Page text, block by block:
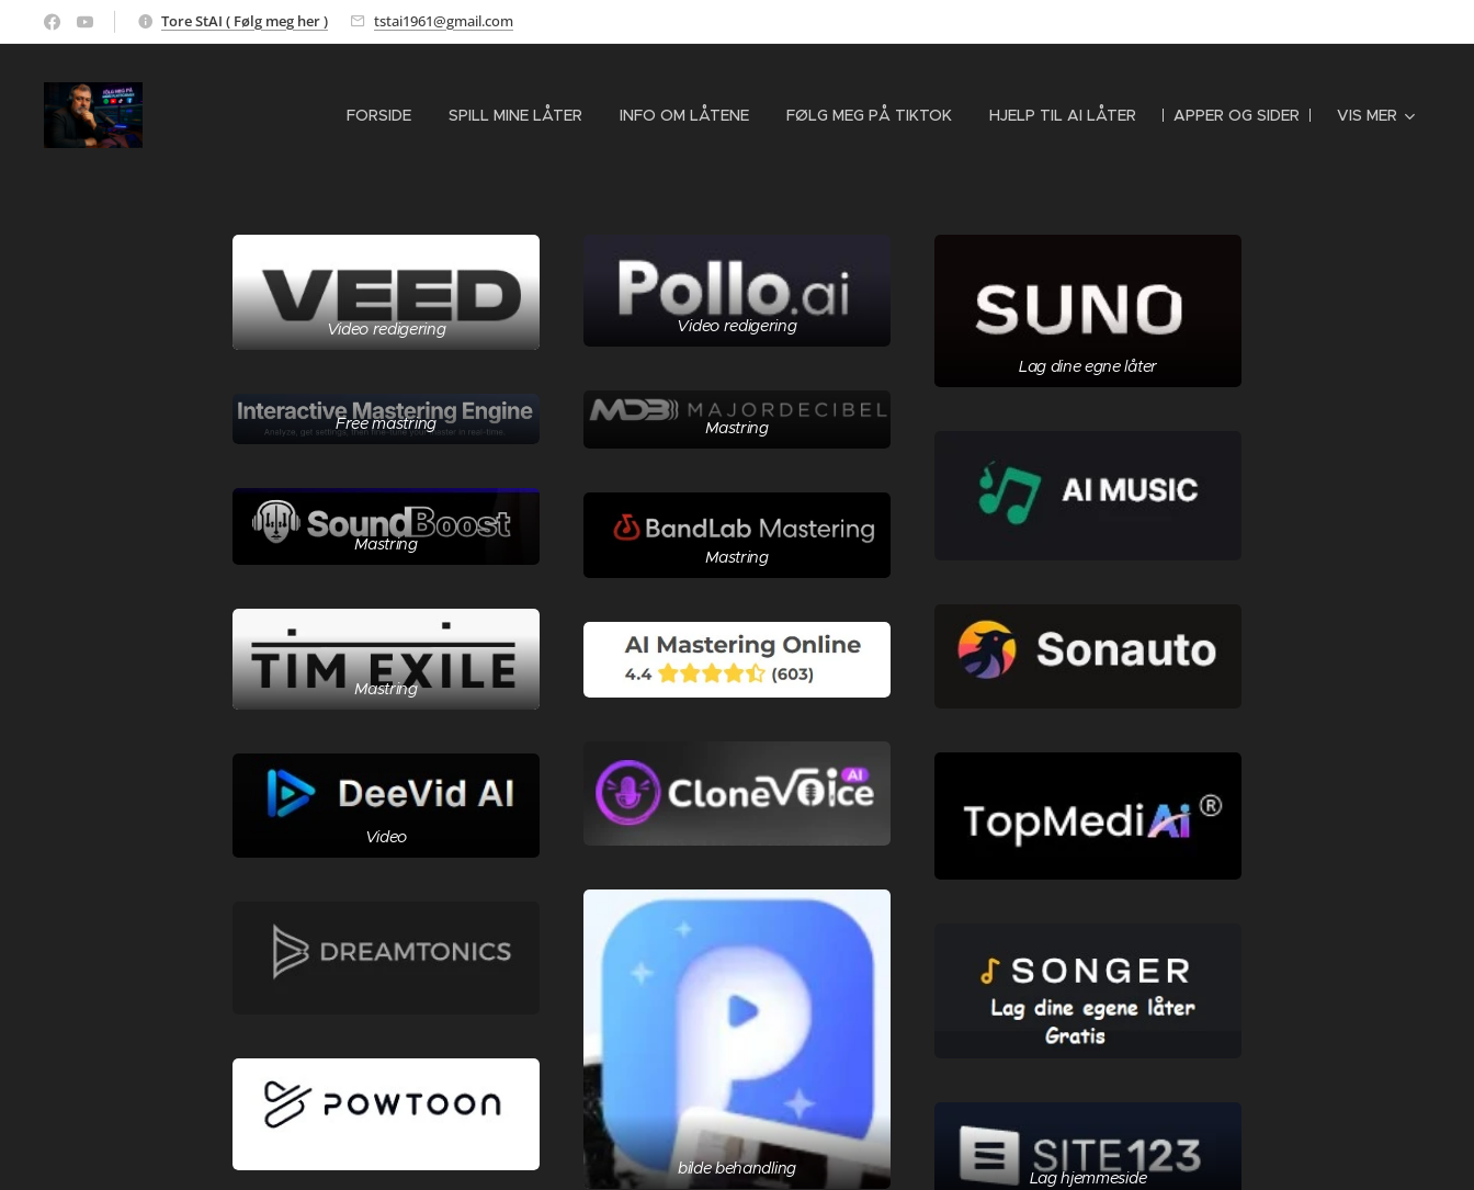
Tore StAI ( Følg meg her ) tstai1961@gmail.com
FORSIDE SPILL MINE LÅTER INFO OM LÅTENE FØLG MEG PÅ TIKTOK HJELP TIL AI LÅTER APPER OG SIDER VIS MER
Video redigering
Free mastring
Mastring
Mastring
Video
Video redigering
Mastring
Mastring
bilde behandling
Lag dine egne låter
Lag hjemmeside